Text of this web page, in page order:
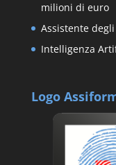
milioni di euro
Assistente
Intelligenza
Logo